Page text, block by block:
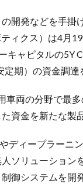
開発などを手
ィクス）は4月
キャピタルの5Y
期）の資金調達
車両の分野で最
資金を新たな製
ディープラーニ
ソリューショ
御システムを開